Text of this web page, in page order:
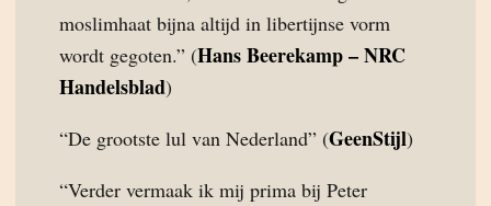
moslimhaat bijna altijd in libertijnse vorm
wordt gegoten.” (Hans Beerekamp – NRC
Handelsblad)
“De grootste lul van Nederland” (GeenStijl)
“Verder vermaak ik mij prima bij Peter